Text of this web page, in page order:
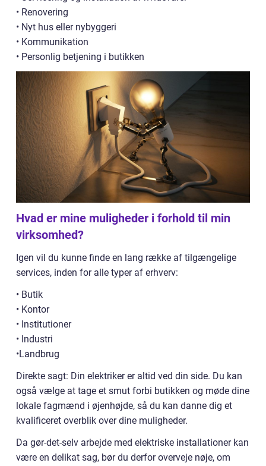
• Renovering
• Nyt hus eller nybyggeri
• Kommunikation
• Personlig betjening i butikken
Hvad er mine muligheder i forhold til min
virksomhed?
Igen vil du kunne finde en lang række af tilgængelige
services, inden for alle typer af erhverv:
• Butik
• Kontor
• Institutioner
• Industri
•Landbrug
Direkte sagt: Din elektriker er altid ved din side. Du kan
også vælge at tage et smut forbi butikken og møde dine
lokale fagmænd i øjenhøjde, så du kan danne dig et
kvalificeret overblik over dine muligheder.
Da gør-det-selv arbejde med elektriske installationer kan
være en delikat sag, bør du derfor overveje nøje, om